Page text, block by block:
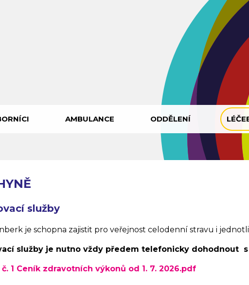
AMBULANCE ODDĚLENÍ
služby
je schopna zajistit pro veřejnost celodenní stravu i
služby je nutno vždy předem telefonicky dohodnout
1 Ceník zdravotních výkonů od 1. 7. 2026.pdf